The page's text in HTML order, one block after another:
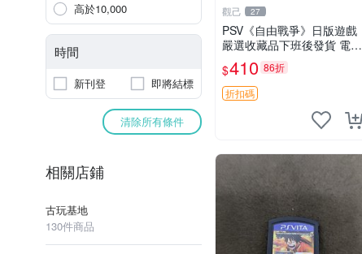
高於10,000
時間
新刊登 即將結標
清除所有條件
相關店鋪
古玩基地
130件商品
觀己 27
PSV《自由戰爭》日版遊戲
嚴選收藏品下班後發貨 電玩
測試機 PS3 測試盒 測試片
$410 86折
折扣碼